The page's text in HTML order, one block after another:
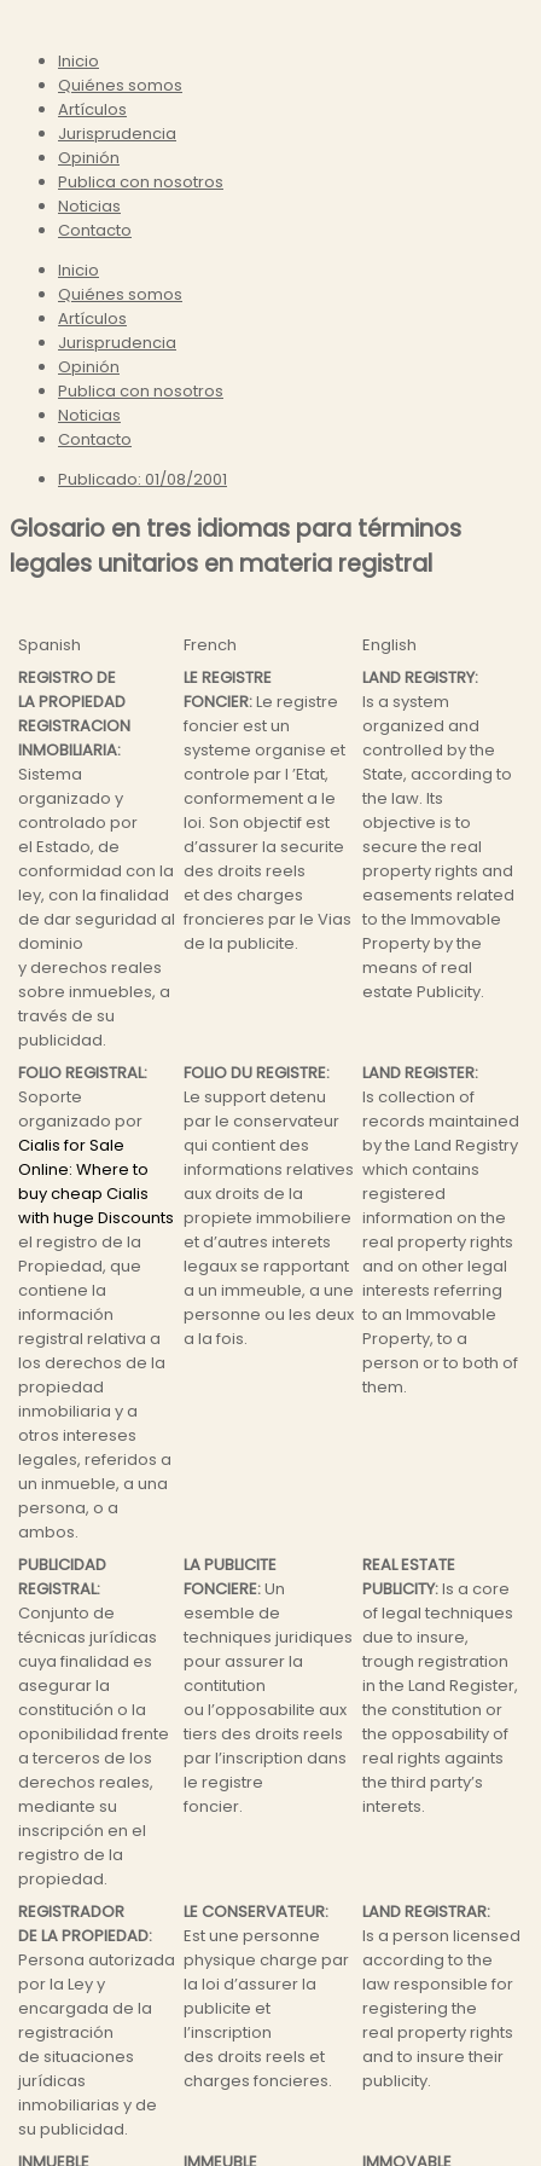
Inicio
Quiénes somos
Artículos
Jurisprudencia
Opinión
Publica con nosotros
Noticias
Contacto
Inicio
Quiénes somos
Artículos
Jurisprudencia
Opinión
Publica con nosotros
Noticias
Contacto
Publicado: 01/08/2001
Glosario en tres idiomas para términos
legales unitarios en materia registral
Spanish French
English
REGISTRO DE
LA PROPIEDAD
REGISTRACION
INMOBILIARIA:
Sistema
organizado y
controlado por
el Estado, de
conformidad con la
ley, con la finalidad
de dar seguridad al
dominio
y derechos reales
sobre inmuebles, a
través de su
publicidad.
LE REGISTRE
FONCIER:Le registre
foncier est un
systeme organise et
controle par l ’Etat,
conformement a le
loi. Son objectif est
d’assurer la securite
des droits reels
et des charges
froncieres par le Vias
de la publicite.
LAND REGISTRY:
Is a system
organized and
controlled by the
State, according to
the law. Its
objective is to
secure the real
property rights and
easements related
to the Immovable
Property by the
means of real
estate Publicity.
FOLIO REGISTRAL:
Soporte
organizado por
Cialis for Sale
Online: Where to
buy cheap Cialis
with huge Discounts
el registro de la
Propiedad, que
contiene la
información
registral relativa a
los derechos de la
propiedad
inmobiliaria y a
otros intereses
legales, referidos a
un inmueble, a una
persona, o a
ambos.
FOLIO DU REGISTRE:
Le support detenu
par le conservateur
qui contient des
informations relatives
aux droits de la
propiete immobiliere
et d’autres interets
legaux se rapportant
a un immeuble, a une
personne ou les deux
a la fois.
LAND REGISTER:
Is collection of
records maintained
by the Land Registry
which contains
registered
information on the
real property rights
and on other legal
interests referring
to an Immovable
Property, to a
person or to both of
them.
PUBLICIDAD
REGISTRAL:
Conjunto de
técnicas jurídicas
cuya finalidad es
asegurar la
constitución o la
oponibilidad frente
a terceros de los
derechos reales,
mediante su
inscripción en el
registro de la
propiedad.
LA PUBLICITE
FONCIERE:Un
esemble de
techniques juridiques
pour assurer la
contitution
ou l’opposabilite aux
tiers des droits reels
par l’inscription dans
le registre
foncier.
REAL ESTATE
PUBLICITY:Is a core
of legal techniques
due to insure,
trough registration
in the Land Register,
the constitution or
the opposability of
real rights againts
the third party’s
interets.
REGISTRADOR
DE LA PROPIEDAD:
Persona autorizada
por la Ley y
encargada de la
registración
de situaciones
jurídicas
inmobiliarias y de
su publicidad.
LE CONSERVATEUR:
Est une personne
physique charge par
la loi d’assurer la
publicite et
l’inscription
des droits reels et
charges foncieres.
LAND REGISTRAR:
Is a person licensed
according to the
law responsible for
registering the
real property rights
and to insure their
publicity.